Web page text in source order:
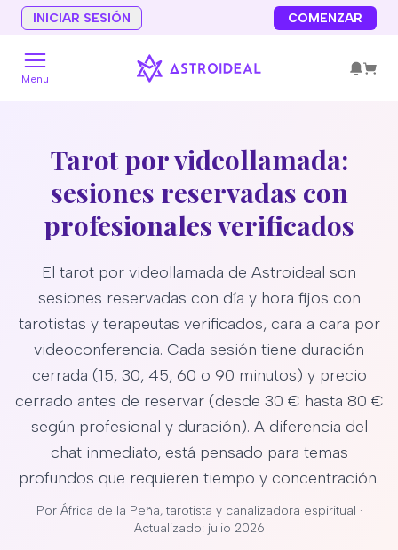
INICIAR SESIÓN COMENZAR
Menu
Tarot por videollamada:
sesiones reservadas con
profesionales verificados
El tarot por videollamada de Astroideal son
sesiones reservadas con día y hora fijos con
tarotistas y terapeutas verificados, cara a cara por
videoconferencia. Cada sesión tiene duración
cerrada (15, 30, 45, 60 o 90 minutos) y precio
cerrado antes de reservar (desde 30 € hasta 80 €
según profesional y duración). A diferencia del
chat inmediato, está pensado para temas
profundos que requieren tiempo y concentración.
Por África de la Peña, tarotista y canalizadora espiritual ·
Actualizado: julio 2026